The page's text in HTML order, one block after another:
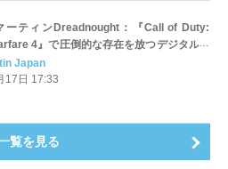
ーティンDreadnought：『Call of Duty:
4』で圧倒的な存在を放つデジタルモ
Japan
17日 17:33
覧を見る